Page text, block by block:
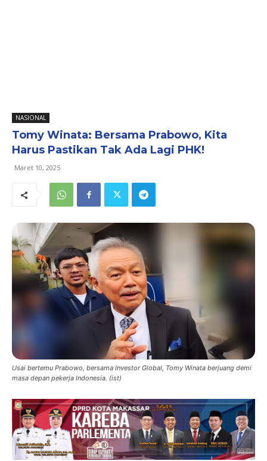
NASIONAL
Tomy Winata: Bersama Prabowo, Kita
Harus Pastikan Tak Ada Lagi PHK!
Maret 10, 2025
Usai bertemu Prabowo, bersama Investor Global, Tomy Winata berjuang demi
masa depan pekerja Indonesia. (ist)